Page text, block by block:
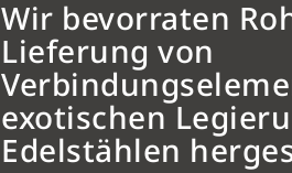
Wir bevorraten
Lieferung von
exotischen
Edelstählen